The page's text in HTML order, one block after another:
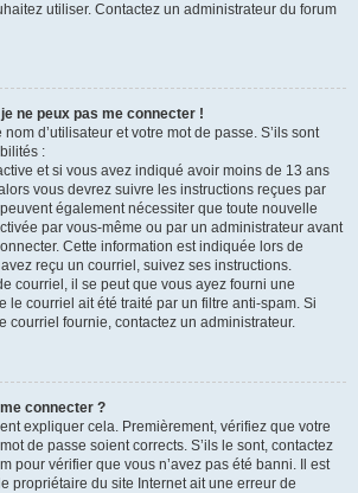
utiliser. Contactez un administrateur du forum
ne peux pas me connecter !
d’utilisateur et votre mot de passe. S’ils sont
:
et si vous avez indiqué avoir moins de 13 ans
vous devrez suivre les instructions reçues par
également nécessiter que toute nouvelle
par vous-même ou par un administrateur avant
Cette information est indiquée lors de
avez reçu un courriel, suivez ses instructions.
courriel, il se peut que vous ayez fourni une
le courriel ait été traité par un filtre anti-spam. Si
courriel fournie, contactez un administrateur.
connecter ?
expliquer cela. Premièrement, vérifiez que votre
de passe soient corrects. S’ils le sont, contactez
pour vérifier que vous n’avez pas été banni. Il est
propriétaire du site Internet ait une erreur de